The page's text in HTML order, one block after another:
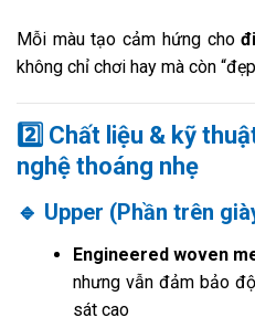
Mỗi màu tạo cảm hứng cho
không chỉ chơi hay mà còn
2️⃣ Chất liệu & kỹ
nghệ thoáng nhẹ
🔹 Upper (Phần trên
Engineered woven
nhưng vẫn đảm bảo
sát cao